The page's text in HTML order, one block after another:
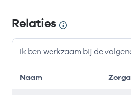
Relaties
Ik ben werkzaam bij de
Naam